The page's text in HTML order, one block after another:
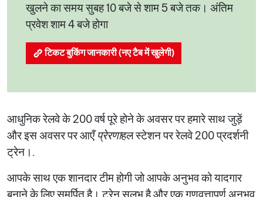
खुलने का समय सुबह 10 बजे से शाम 5 बजे तक। अंतिम
प्रवेश शाम 4 बजे होगा
टिकट बुकिंग जानकारी (नए टैब में खुलेगी)
आधुनिक रेलवे के 200 वर्ष पूरे होने के अवसर पर हमारे साथ जुड़ें
और इस अवसर पर आएँप्रेरणाहल स्टेशन पर रेलवे 200 प्रदर्शनी
ट्रेन।.
आपके साथ एक शानदार टीम होगी जो आपके अनुभव को यादगार
बनाने के लिए समर्पित है। ट्रेन सुलभ है और एक गुणवत्तापूर्ण अनुभव